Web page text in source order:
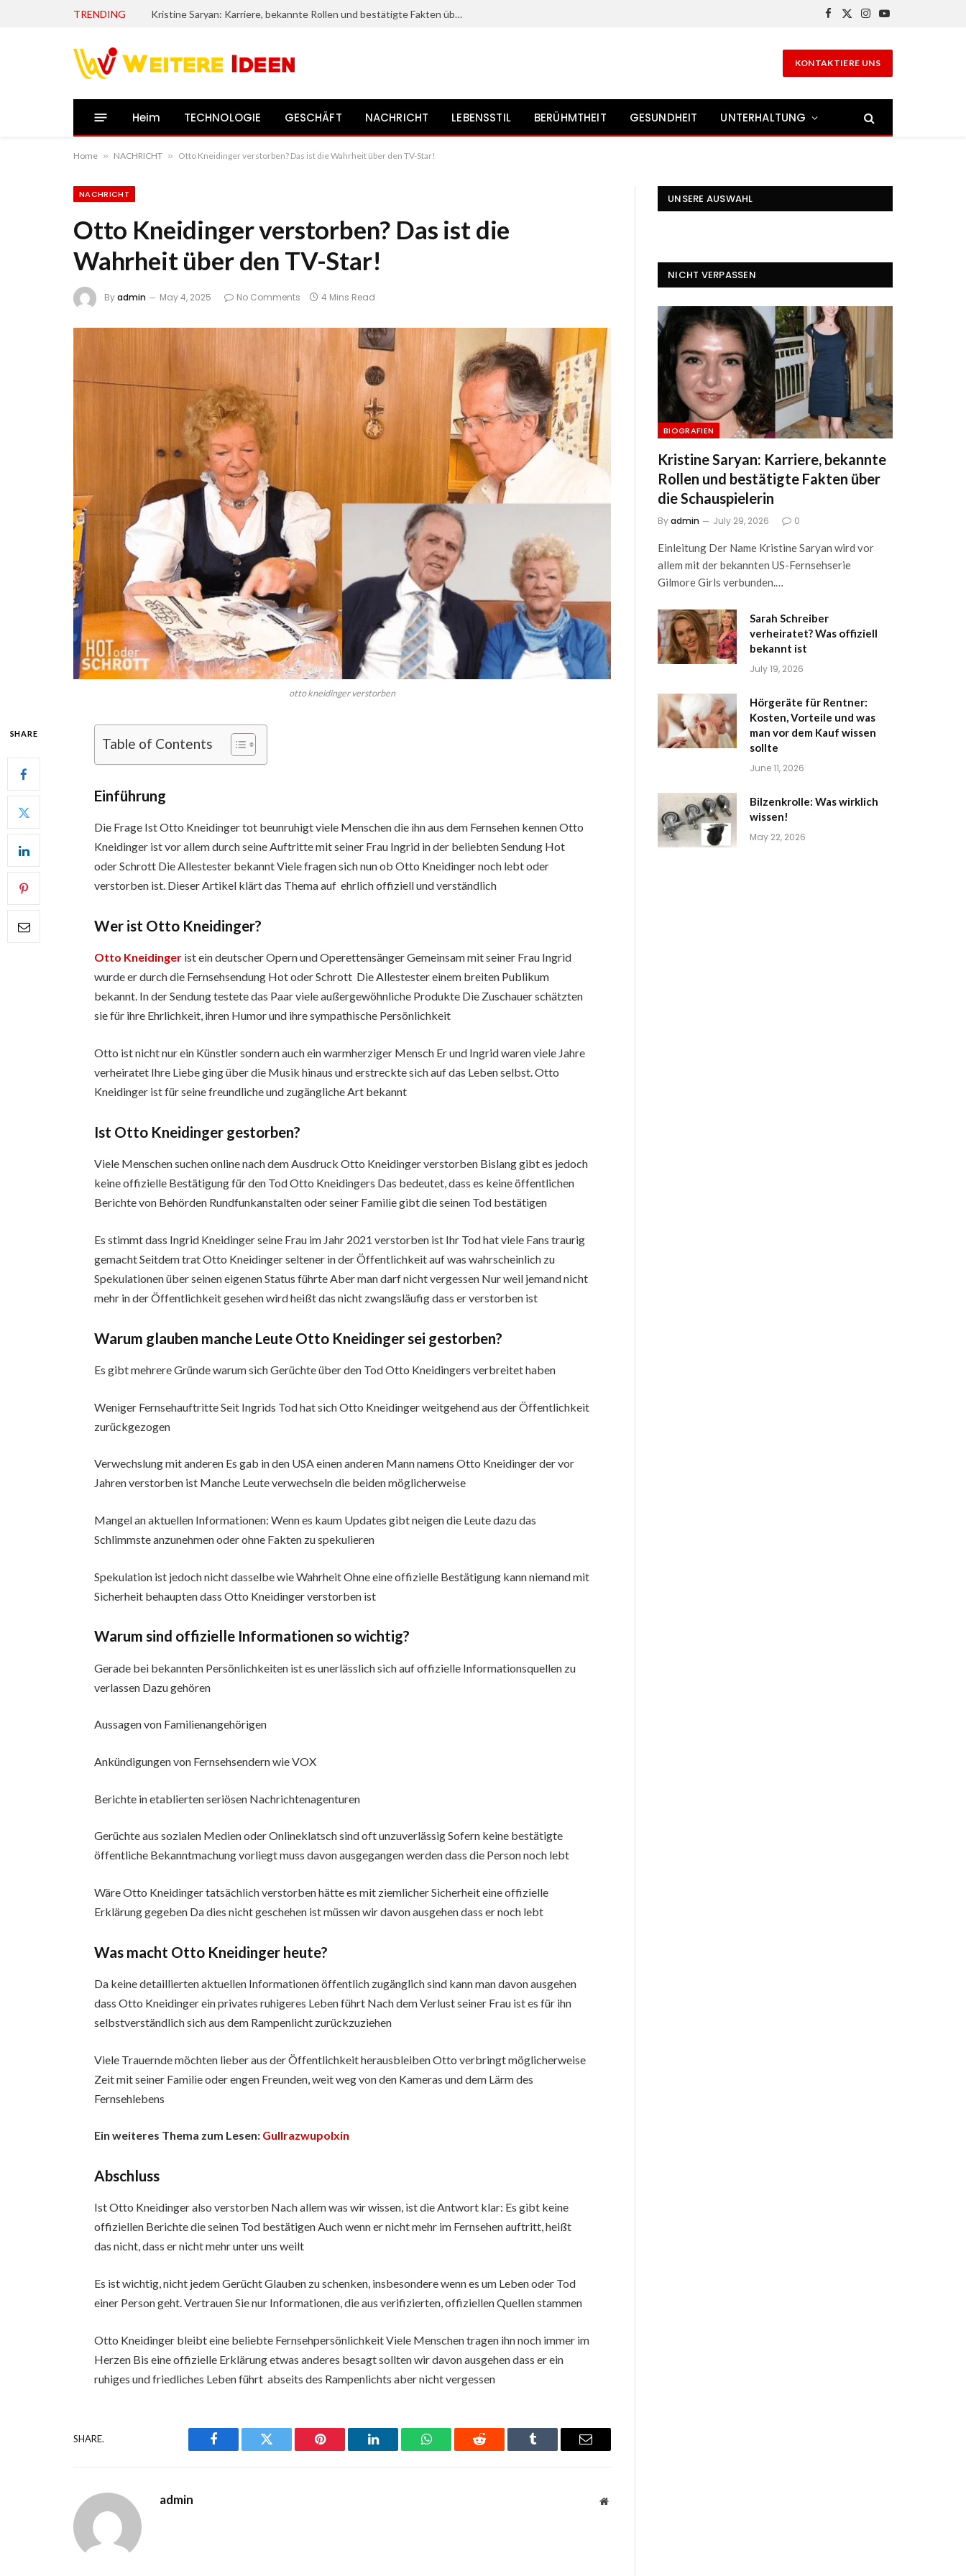
TRENDING Kristine Saryan: Karriere, bekannte Rollen und bestätigte Fakten über die Schauspielerin
Facebook
X
Instagram
YouTube
KONTAKTIERE UNS
Heim TECHNOLOGIE GESCHÄFT NACHRICHT LEBENSSTIL BERÜHMTHEIT GESUNDHEIT UNTERHALTUNG
Home » NACHRICHT » Otto Kneidinger verstorben? Das ist die Wahrheit über den TV-Star!
NACHRICHT
Otto Kneidinger verstorben? Das ist die
Wahrheit über den TV-Star!
Byadmin May 4, 2025 No Comments 4 Mins Read
otto kneidinger verstorben
SHARE
Table of Contents
Einführung
Die Frage Ist Otto Kneidinger tot beunruhigt viele Menschen die ihn aus dem Fernsehen kennen Otto
Kneidinger ist vor allem durch seine Auftritte mit seiner Frau Ingrid in der beliebten Sendung Hot
oder Schrott Die Allestester bekannt Viele fragen sich nun ob Otto Kneidinger noch lebt oder
verstorben ist. Dieser Artikel klärt das Thema auf ehrlich offiziell und verständlich
Wer ist Otto Kneidinger?
Otto Kneidinger ist ein deutscher Opern und Operettensänger Gemeinsam mit seiner Frau Ingrid
wurde er durch die Fernsehsendung Hot oder Schrott Die Allestester einem breiten Publikum
bekannt. In der Sendung testete das Paar viele außergewöhnliche Produkte Die Zuschauer schätzten
sie für ihre Ehrlichkeit, ihren Humor und ihre sympathische Persönlichkeit
Otto ist nicht nur ein Künstler sondern auch ein warmherziger Mensch Er und Ingrid waren viele Jahre
verheiratet Ihre Liebe ging über die Musik hinaus und erstreckte sich auf das Leben selbst. Otto
Kneidinger ist für seine freundliche und zugängliche Art bekannt
Ist Otto Kneidinger gestorben?
Viele Menschen suchen online nach dem Ausdruck Otto Kneidinger verstorben Bislang gibt es jedoch
keine offizielle Bestätigung für den Tod Otto Kneidingers Das bedeutet, dass es keine öffentlichen
Berichte von Behörden Rundfunkanstalten oder seiner Familie gibt die seinen Tod bestätigen
Es stimmt dass Ingrid Kneidinger seine Frau im Jahr 2021 verstorben ist Ihr Tod hat viele Fans traurig
gemacht Seitdem trat Otto Kneidinger seltener in der Öffentlichkeit auf was wahrscheinlich zu
Spekulationen über seinen eigenen Status führte Aber man darf nicht vergessen Nur weil jemand nicht
mehr in der Öffentlichkeit gesehen wird heißt das nicht zwangsläufig dass er verstorben ist
Warum glauben manche Leute Otto Kneidinger sei gestorben?
Es gibt mehrere Gründe warum sich Gerüchte über den Tod Otto Kneidingers verbreitet haben
Weniger Fernsehauftritte Seit Ingrids Tod hat sich Otto Kneidinger weitgehend aus der Öffentlichkeit
zurückgezogen
Verwechslung mit anderen Es gab in den USA einen anderen Mann namens Otto Kneidinger der vor
Jahren verstorben ist Manche Leute verwechseln die beiden möglicherweise
Mangel an aktuellen Informationen: Wenn es kaum Updates gibt neigen die Leute dazu das
Schlimmste anzunehmen oder ohne Fakten zu spekulieren
Spekulation ist jedoch nicht dasselbe wie Wahrheit Ohne eine offizielle Bestätigung kann niemand mit
Sicherheit behaupten dass Otto Kneidinger verstorben ist
Warum sind offizielle Informationen so wichtig?
Gerade bei bekannten Persönlichkeiten ist es unerlässlich sich auf offizielle Informationsquellen zu
verlassen Dazu gehören
Aussagen von Familienangehörigen
Ankündigungen von Fernsehsendern wie VOX
Berichte in etablierten seriösen Nachrichtenagenturen
Gerüchte aus sozialen Medien oder Onlineklatsch sind oft unzuverlässig Sofern keine bestätigte
öffentliche Bekanntmachung vorliegt muss davon ausgegangen werden dass die Person noch lebt
Wäre Otto Kneidinger tatsächlich verstorben hätte es mit ziemlicher Sicherheit eine offizielle
Erklärung gegeben Da dies nicht geschehen ist müssen wir davon ausgehen dass er noch lebt
Was macht Otto Kneidinger heute?
Da keine detaillierten aktuellen Informationen öffentlich zugänglich sind kann man davon ausgehen
dass Otto Kneidinger ein privates ruhigeres Leben führt Nach dem Verlust seiner Frau ist es für ihn
selbstverständlich sich aus dem Rampenlicht zurückzuziehen
Viele Trauernde möchten lieber aus der Öffentlichkeit herausbleiben Otto verbringt möglicherweise
Zeit mit seiner Familie oder engen Freunden, weit weg von den Kameras und dem Lärm des
Fernsehlebens
Ein weiteres Thema zum Lesen: Gullrazwupolxin
Abschluss
Ist Otto Kneidinger also verstorben Nach allem was wir wissen, ist die Antwort klar: Es gibt keine
offiziellen Berichte die seinen Tod bestätigen Auch wenn er nicht mehr im Fernsehen auftritt, heißt
das nicht, dass er nicht mehr unter uns weilt
Es ist wichtig, nicht jedem Gerücht Glauben zu schenken, insbesondere wenn es um Leben oder Tod
einer Person geht. Vertrauen Sie nur Informationen, die aus verifizierten, offiziellen Quellen stammen
Otto Kneidinger bleibt eine beliebte Fernsehpersönlichkeit Viele Menschen tragen ihn noch immer im
Herzen Bis eine offizielle Erklärung etwas anderes besagt sollten wir davon ausgehen dass er ein
ruhiges und friedliches Leben führt abseits des Rampenlichts aber nicht vergessen
SHARE.
Facebook Twitter Pinterest LinkedIn WhatsAppReddit Tumblr Email
admin Website
UNSERE AUSWAHL
NICHT VERPASSEN
BIOGRAFIEN
Kristine Saryan: Karriere, bekannte
Rollen und bestätigte Fakten über
die Schauspielerin
Byadmin July 29, 2026 0
Einleitung Der Name Kristine Saryan wird vor
allem mit der bekannten US-Fernsehserie
Gilmore Girls verbunden.…
Sarah Schreiber
verheiratet? Was offiziell
bekannt ist
July 19, 2026
Hörgeräte für Rentner:
Kosten, Vorteile und was
man vor dem Kauf wissen
sollte
June 11, 2026
Bilzenkrolle: Was wirklich
wissen!
May 22, 2026